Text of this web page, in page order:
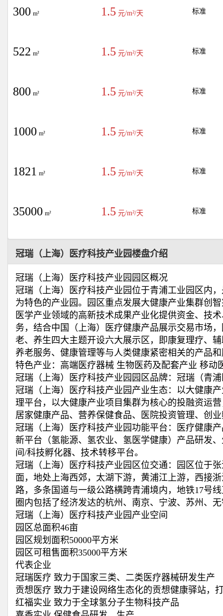
300 m² 1.5 元/m²/天 标准
522 m² 1.5 元/m²/天 标准
800 m² 1.5 元/m²/天 标准
1000 m² 1.5 元/m²/天 标准
1821 m² 1.5 元/m²/天 标准
35000 m² 1.5 元/m²/天 标准
冠瑞（上海）医疗科技产业园楼盘介绍
冠瑞（上海）医疗科技产业园园区概况
冠瑞（上海）医疗科技产业园位于青浦工业园区内
为特色的产业园。园区重点发展大健康产业集群创
医学产业领域的高新技术成果产业化提供资金、技
务，结合中国（上海）医疗健康产品展示交易市场
老、养生四大主题开设六大展示区，即康复理疗、
养老服务、健康管理等与人类健康紧密相关的产品
特色产业：高端医疗器械 生物医药及配套产业 移动
冠瑞（上海）医疗科技产业园园区品牌：冠瑞（青
冠瑞（上海）医疗科技产业园产业生态：以大健康
理平台，以大健康产业项目集群为核心的投融资运
居家健康产品、营养保健食品、医院投资管理、创
冠瑞（上海）医疗科技产业园功能平台：医疗健康
新平台（氢能源、氢农业、氢医学健康）产品研发
间/科技孵化器、技术转移平台。
冠瑞（上海）医疗科技产业园区位交通：园区位于
面，地处上海西郊，太湖下游，黄浦江上游，西接
路，多条国道与一级公路横跨青浦境内，地铁17号
圈内包括了经济发达的杭州、南京、宁波、苏州、
冠瑞（上海）医疗科技产业园产业空间
园区总面积46亩
园区规划面积50000平方米
园区可租售面积35000平方米
代表企业
冠瑞医疗 致力于国家三类、二类医疗器械研发生产
贡想医疗 致力于建设网络生态化的贡想健康驿站，
红福实业 致力于全球氢分子生物科技产品